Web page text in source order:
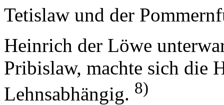
Tetislaw und der
Heinrich der Löwe
Pribislaw, machte sich die
Lehnsabhängig. 8)